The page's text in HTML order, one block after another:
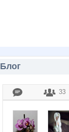
Блог
33